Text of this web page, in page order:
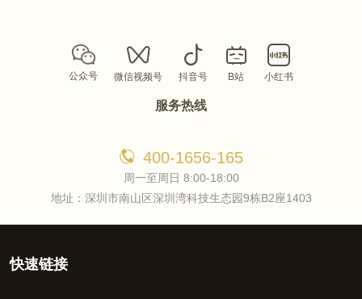
公众号 微信视频号 抖音号 B站 小红书
服务热线
400-1656-165
周一至周日 8:00-18:00
地址：深圳市南山区深圳湾科技生态园9栋B2座1403
快速链接